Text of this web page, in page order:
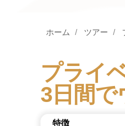
ホーム / ツアー /
プライ
3日間で
特徴